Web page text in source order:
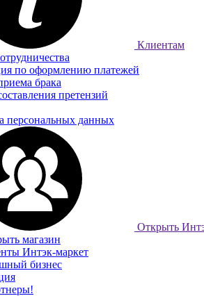
Клиентам
по оформлению платежей
брака
претензий
персональных данных
Открыть
магазин
Интэк-маркет
бизнес